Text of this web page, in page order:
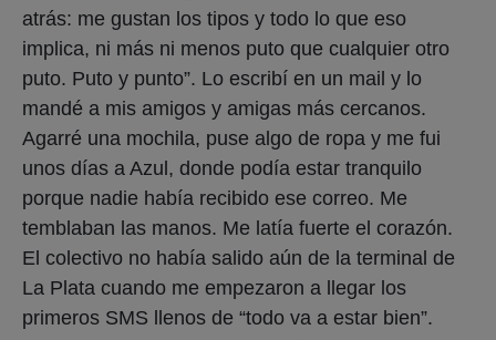
atrás: me gustan los tipos y todo lo que eso
implica, ni más ni menos puto que cualquier otro
puto. Puto y punto”. Lo escribí en un mail y lo
mandé a mis amigos y amigas más cercanos.
Agarré una mochila, puse algo de ropa y me fui
unos días a Azul, donde podía estar tranquilo
porque nadie había recibido ese correo. Me
temblaban las manos. Me latía fuerte el corazón.
El colectivo no había salido aún de la terminal de
La Plata cuando me empezaron a llegar los
primeros SMS llenos de “todo va a estar bien”.